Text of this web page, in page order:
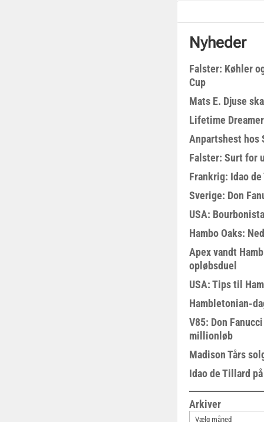
Nyheder
Falster: Køhler
Cup
Mats E. Djuse
Lifetime
Anpartshest hos
Falster: Surt for
Frankrig: Idao
Sverige: Don
USA:
Hambo Oaks:
Apex vandt
opløbsduel
USA: Tips til
Hambletonian-
V85: Don
millionløb
Madison Tårs
Idao de Tillard
Arkiver